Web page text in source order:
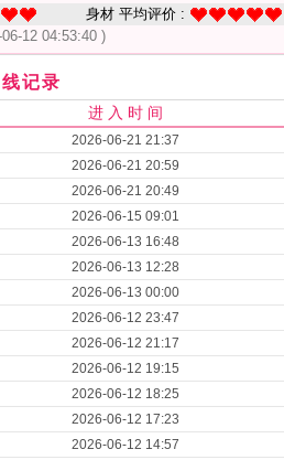
身材 平均评价 :
06-12 04:53:40 )
记录
进 入 时 间
2026-06-21 21:37
2026-06-21 20:59
2026-06-21 20:49
2026-06-15 09:01
2026-06-13 16:48
2026-06-13 12:28
2026-06-13 00:00
2026-06-12 23:47
2026-06-12 21:17
2026-06-12 19:15
2026-06-12 18:25
2026-06-12 17:23
2026-06-12 14:57